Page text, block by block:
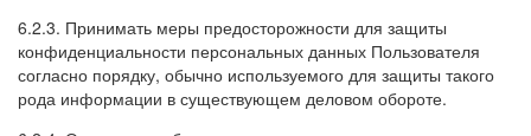
6.2.3. Принимать меры предосторожности для защиты
конфиденциальности персональных данных Пользователя
согласно порядку, обычно используемого для защиты такого
рода информации в существующем деловом обороте.